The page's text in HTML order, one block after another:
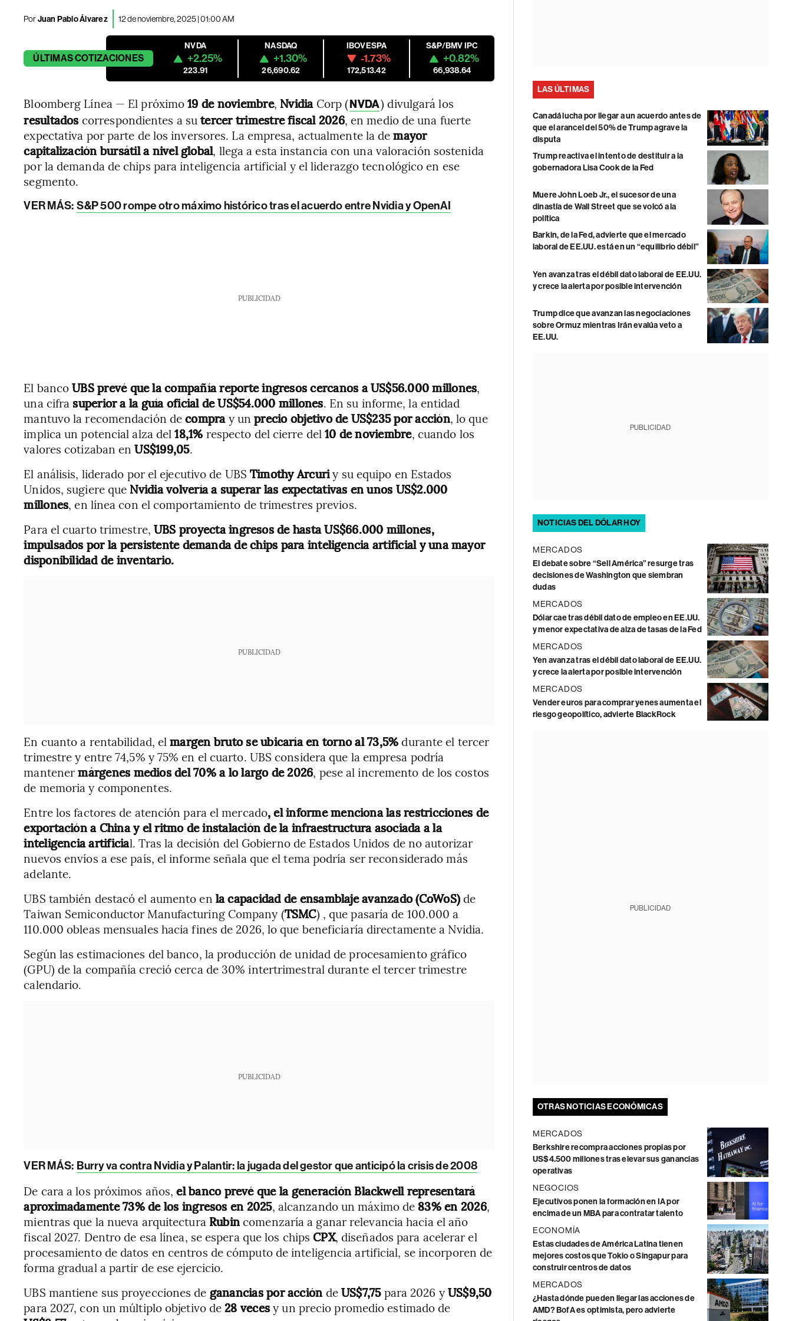
PorJuan Pablo Álvarez 12 de noviembre, 2025 | 01:00 AM
ÚLTIMASCOTIZACIONES
NVDA
+2.25%
223.91
NASDAQ
+1.30%
26,690.62
IBOVESPA
-1.73%
172,513.42
S&P/BMV IPC
+0.82%
66,938.64
Bloomberg Línea — El próximo19 de noviembre, Nvidia Corp (NVDA) divulgará los
resultados correspondientes a sutercer trimestre fiscal 2026, en medio de una fuerte
expectativa por parte de los inversores. La empresa, actualmente la demayor
capitalización bursátil a nivel global, llega a esta instancia con una valoración sostenida
por la demanda de chips para inteligencia artificial y el liderazgo tecnológico en ese
segmento.
VER MÁS: S&P 500 rompe otro máximo histórico tras el acuerdo entre Nvidia y OpenAI
PUBLICIDAD
El bancoUBSprevé que la compañía reporte ingresos cercanos aUS$56.000 millones,
una cifra superior a la guía oficial deUS$54.000 millones. En su informe, la entidad
mantuvo la recomendación decompray unprecio objetivo de US$235 por acción, lo que
implica un potencial alza del18,1% respecto del cierre del10 de noviembre, cuando los
valores cotizaban enUS$199,05.
El análisis, liderado por el ejecutivo de UBS Timothy Arcuriy su equipo en Estados
Unidos, sugiere que Nvidia volvería a superar las expectativas en unos US$2.000
millones, en línea con el comportamiento de trimestres previos.
Para el cuarto trimestre, UBS proyecta ingresos de hasta US$66.000 millones,
impulsados por la persistente demanda de chips para inteligencia artificial y una mayor
disponibilidad de inventario.
PUBLICIDAD
En cuanto a rentabilidad, elmargen bruto se ubicaría en torno al 73,5%durante el tercer
trimestre y entre 74,5% y 75% en el cuarto. UBS considera que la empresa podría
mantenermárgenes medios del 70% a lo largo de 2026, pese al incremento de los costos
de memoria y componentes.
Entre los factores de atención para el mercado, el informe menciona las restricciones de
exportación a China y el ritmo de instalación de la infraestructura asociada a la
inteligencia artificial. Tras la decisión del Gobierno de Estados Unidos de no autorizar
nuevos envíos a ese país, el informe señala que el tema podría ser reconsiderado más
adelante.
UBS también destacó el aumento en la capacidad de ensamblaje avanzado (CoWoS)de
Taiwan Semiconductor Manufacturing Company (TSMC) , que pasaría de 100.000 a
110.000 obleas mensuales hacia fines de 2026, lo que beneficiaría directamente a Nvidia.
Según las estimaciones del banco, la producción de unidad de procesamiento gráfico
(GPU) de la compañía creció cerca de 30% intertrimestral durante el tercer trimestre
calendario.
PUBLICIDAD
VER MÁS: Burry va contra Nvidia y Palantir: la jugada del gestor que anticipó la crisis de 2008
De cara a los próximos años, el banco prevé que la generación Blackwell representará
aproximadamente 73% de los ingresos en 2025, alcanzando un máximo de 83% en 2026,
mientras que la nueva arquitectura Rubincomenzaría a ganar relevancia hacia el año
fiscal 2027. Dentro de esa línea, se espera que los chipsCPX, diseñados para acelerar el
procesamiento de datos en centros de cómputo de inteligencia artificial, se incorporen de
forma gradual a partir de ese ejercicio.
UBS mantiene sus proyecciones de ganancias por acción deUS$7,75para 2026 yUS$9,50
para 2027, con un múltiplo objetivo de 28 vecesy un precio promedio estimado de
LAS ÚLTIMAS
Canadá lucha por llegar a un acuerdo antes de
que el arancel del 50% de Trump agrave la
disputa
Trump reactiva el intento de destituir a la
gobernadora Lisa Cook de la Fed
Muere John Loeb Jr., el sucesor de una
dinastía de Wall Street que se volcó a la
política
Barkin, de la Fed, advierte que el mercado
laboral de EE.UU. está en un “equilibrio débil”
Yen avanza tras el débil dato laboral de EE.UU.
y crece la alerta por posible intervención
Trump dice que avanzan las negociaciones
sobre Ormuz mientras Irán evalúa veto a
EE.UU.
PUBLICIDAD
NOTICIAS DEL DÓLAR HOY
MERCADOS
El debate sobre “Sell América” resurge tras
decisiones de Washington que siembran
dudas
MERCADOS
Dólar cae tras débil dato de empleo en EE.UU.
y menor expectativa de alza de tasas de la Fed
MERCADOS
Yen avanza tras el débil dato laboral de EE.UU.
y crece la alerta por posible intervención
MERCADOS
Vender euros para comprar yenes aumenta el
riesgo geopolítico, advierte BlackRock
PUBLICIDAD
OTRAS NOTICIAS ECONÓMICAS
MERCADOS
Berkshire recompra acciones propias por
US$4.500 millones tras elevar sus ganancias
operativas
NEGOCIOS
Ejecutivos ponen la formación en IA por
encima de un MBA para contratar talento
ECONOMÍA
Estas ciudades de América Latina tienen
mejores costos que Tokio o Singapur para
construir centros de datos
MERCADOS
¿Hasta dónde pueden llegar las acciones de
AMD? BofA es optimista, pero advierte